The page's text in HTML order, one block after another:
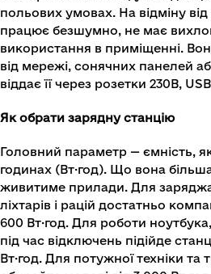
польових умовах. На відміну від
працює безшумно, не має
використання в приміщенні.
від мережі, сонячних панелей
віддає її через розетки 230В,
Як обрати зарядну станцію
Головний параметр — ємність,
годинах (Вт·год). Що вона
живитиме прилади. Для
ліхтарів і рацій достатньо
600 Вт·год. Для роботи
під час відключень підійде
Вт·год. Для потужної техніки та